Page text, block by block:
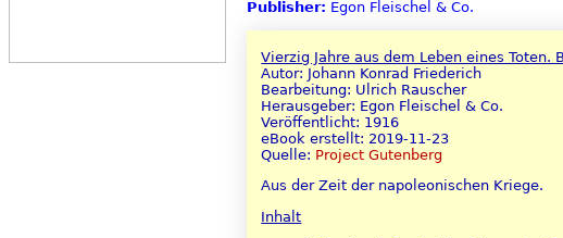
Publisher: Egon Fleischel & Co.
Vierzig Jahre aus dem Leben eines
Autor: Johann Konrad Friederich
Bearbeitung: Ulrich Rauscher
Herausgeber: Egon Fleischel & Co.
Veröffentlicht: 1916
eBook erstellt: 2019-11-23
Quelle: Project Gutenberg
Aus der Zeit der napoleonischen Kriege.
Inhalt